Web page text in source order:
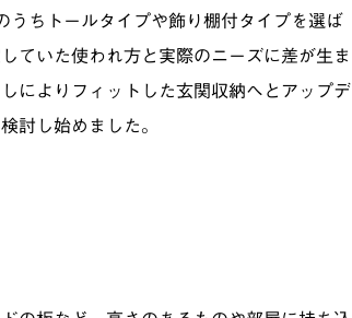
うちトールタイプや飾り棚付タイプを選ば
ていた使われ方と実際のニーズに差が生ま
によりフィットした玄関収納へとアップデ
討し始めました。